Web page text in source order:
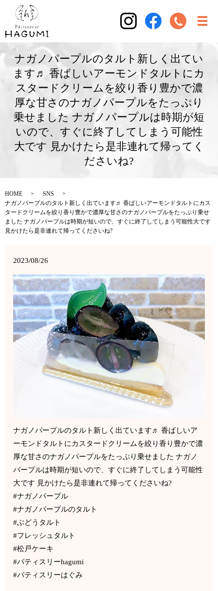
ナガノパープルのタルト新しく出てい
ます♬ 香ばしいアーモンドタルトにカ
スタードクリームを絞り香り豊かで濃
厚な甘さのナガノパープルをたっぷり
乗せました ナガノパープルは時期が短
いので、すぐに終了してしまう可能性
大です 見かけたら是非連れて帰ってく
ださいね?
HOME
SNS
ナガノパープルのタルト新しく出ています♬ 香ばしいアーモンドタルトにカス
タードクリームを絞り香り豊かで濃厚な甘さのナガノパープルをたっぷり乗せ
ました ナガノパープルは時期が短いので、すぐに終了してしまう可能性大です
見かけたら是非連れて帰ってくださいね?
2023/08/26
ナガノパープルのタルト新しく出ています♬ 香ばしいア
ーモンドタルトにカスタードクリームを絞り香り豊かで濃
厚な甘さのナガノパープルをたっぷり乗せました ナガノ
パープルは時期が短いので、すぐに終了してしまう可能性
大です 見かけたら是非連れて帰ってくださいね?
#ナガノパープル
#ナガノパープルのタルト
#ぶどうタルト
#フレッシュタルト
#松戸ケーキ
#パティスリーhagumi
#パティスリーはぐみ